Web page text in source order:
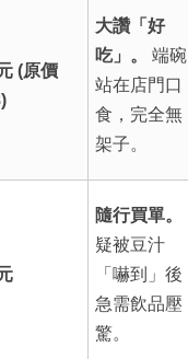
(原價
大讚「好
吃」。
端碗
站在店門口
食，完全無
架子。
隨行買單。
疑被豆汁
「嚇到」後
急需飲品壓
驚。